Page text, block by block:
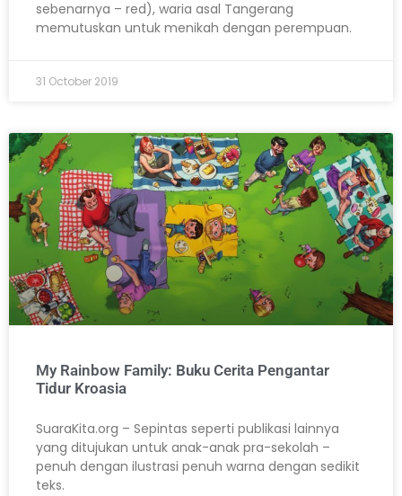
sebenarnya – red), waria asal Tangerang
memutuskan untuk menikah dengan perempuan.
31 October 2019
My Rainbow Family: Buku Cerita Pengantar
Tidur Kroasia
SuaraKita.org – Sepintas seperti publikasi lainnya
yang ditujukan untuk anak-anak pra-sekolah –
penuh dengan ilustrasi penuh warna dengan sedikit
teks.